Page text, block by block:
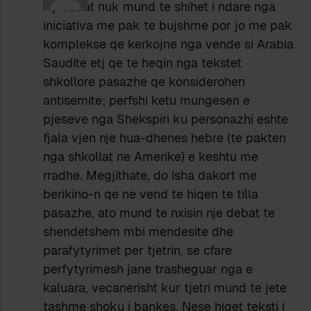
Ky debat nuk mund te shihet i ndare nga
iniciativa me pak te bujshme por jo me pak
komplekse qe kerkojne nga vende si Arabia
Saudite etj qe te heqin nga tekstet
shkollore pasazhe qe konsiderohen
antisemite; perfshi ketu mungesen e
pjeseve nga Shekspiri ku personazhi eshte
fjala vjen nje hua-dhenes hebre (te pakten
nga shkollat ne Amerike) e keshtu me
rradhe. Megjithate, do isha dakort me
berikino-n qe ne vend te hiqen te tilla
pasazhe, ato mund te nxisin nje debat te
shendetshem mbi mendesite dhe
parafytyrimet per tjetrin, se cfare
perfytyrimesh jane trasheguar nga e
kaluara, vecanerisht kur tjetri mund te jete
tashme shoku i bankes. Nese hiqet teksti i